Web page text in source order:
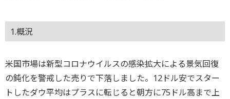
1.概況
米国市場は新型コロナウイルスの感染拡大による景気回復
の鈍化を警戒した売りで下落しました。12ドル安でスター
トしたダウ平均はプラスに転じると朝方に75ドル高まで上